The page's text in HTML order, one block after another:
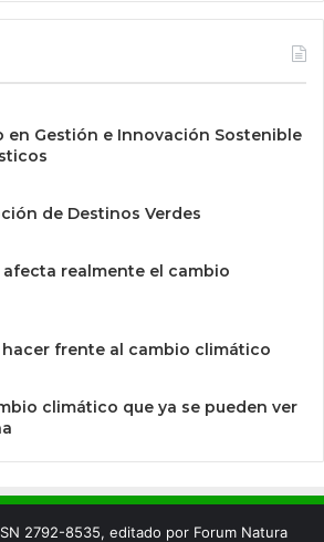
en Gestión e Innovación Sostenible
de Destinos Verdes
afecta realmente el cambio
hacer frente al cambio climático
climático que ya se pueden ver
2792-8535, editado por Forum Natura